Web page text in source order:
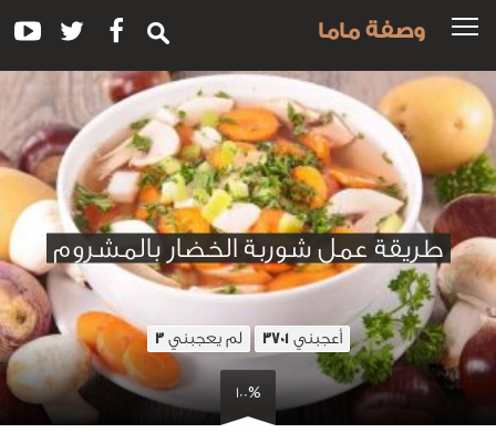
وصفة ماما
طريقة عمل شوربة الخضار بالمشروم
أعجبني 3701 لم يعجبني3
100%